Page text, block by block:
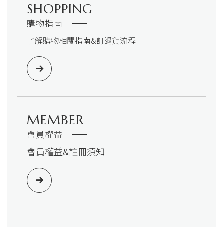
SHOPPING
購物指南
了解購物相關指南&訂退貨流程
MEMBER
會員權益
會員權益&註冊須知